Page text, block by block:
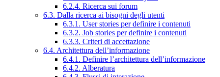
6.2.4. Ricerca sui forum
6.3. Dalla ricerca ai bisogni degli utenti
6.3.1. User stories per definire i contenuti
6.3.2. Job stories per definire i contenuti
6.3.3. Criteri di accettazione
6.4. Architettura dell’informazione
6.4.1. Definire l’architettura dell’informazione
6.4.2. Alberatura